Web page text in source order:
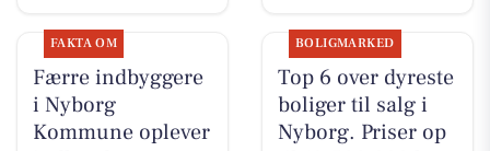
FAKTA OM
Færre indbyggere
i Nyborg
Kommune oplever
BOLIGMARKED
Top 6 over dyreste
boliger til salg i
Nyborg. Priser op